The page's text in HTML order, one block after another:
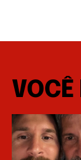
VOCÊ